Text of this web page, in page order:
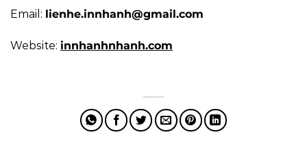
Email: lienhe.innhanh@gmail.com
Website: innhanhnhanh.com